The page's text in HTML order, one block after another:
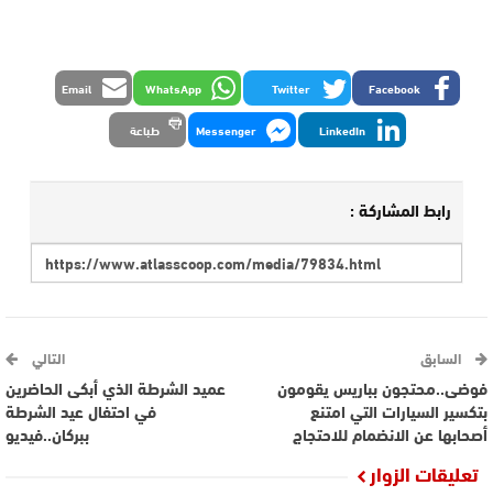
Facebook
Twitter
WhatsApp
Email
LinkedIn
Messenger طباعة
رابط المشاركة :
السابق
فوضى..محتجون بباريس يقومون
بتكسير السيارات التي امتنع
أصحابها عن الانضمام للاحتجاج
التالي
عميد الشرطة الذي أبكى الحاضرين
في احتفال عيد الشرطة
ببركان..فيديو
تعليقات الزوار